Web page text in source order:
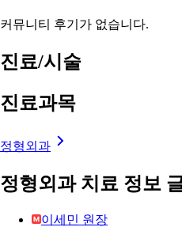
커뮤니티 후기가 없습니다.
진료/시술
진료과목
정형외과
정형외과 치료 정보
이세민 원장